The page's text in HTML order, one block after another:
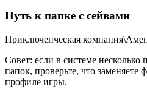
Путь к папке с сейвами
Приключенческая
Совет: если в системе
папок, проверьте, что
профиле игры.